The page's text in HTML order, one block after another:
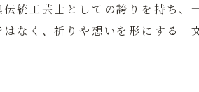
伝統工芸士としての誇りを持ち、
なく、祈りや想いを形にする「